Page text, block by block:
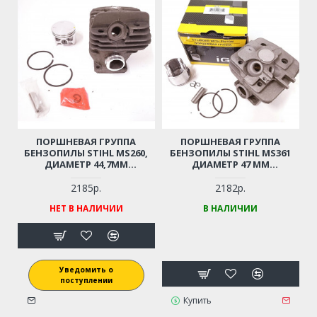
ПОРШНЕВАЯ ГРУППА
БЕНЗОПИЛЫ STIHL MS260,
ДИАМЕТР 44,7ММ
2185р.
НЕТ В НАЛИЧИИ
Уведомить о
поступлении
ПОРШНЕВАЯ ГРУППА
БЕНЗОПИЛЫ STIHL MS361
ДИАМЕТР 47 ММ
2182р.
В НАЛИЧИИ
Купить